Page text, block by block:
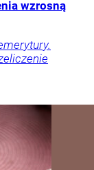
wzrosną